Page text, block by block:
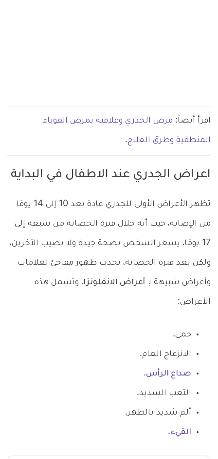
اقرأ أيضاً: مرض الجدري وعلاقته بمرض القوباء
المنطقية وطرق العلاج.
اعراض الجدري عند الاطفال في البداية
تظهر الأعراض الأولى للجدري عادة بعد 10 إلى 14 يومًا
من الإصابة، حيث أنه خلال فترة الحضانة من سبعة إلى
17 يومًا، يشعر الشخص بصحة جيدة ولا يصيب الآخرين،
ولكن بعد فترة الحضانة، يحدث ظهور مفاجئ لعلامات
وأعراض شبيهة بـ أعراض الانفلونزا، وتشمل هذه
الأعراض:
حمى.
الانزعاج العام.
صداع الرأس.
التعب الشديد.
ألم شديد بالظهر.
القيء.